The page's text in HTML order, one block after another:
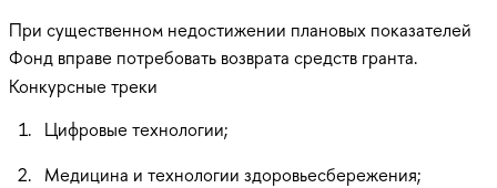
При существенном недостижении плановых показателей
Фонд вправе потребовать возврата средств гранта.
Конкурсные треки
Цифровые технологии;
Медицина и технологии здоровьесбережения;